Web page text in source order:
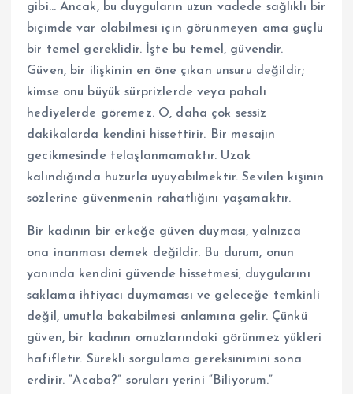
gibi… Ancak, bu duyguların uzun vadede sağlıklı bir
biçimde var olabilmesi için görünmeyen ama güçlü
bir temel gereklidir. İşte bu temel, güvendir.
Güven, bir ilişkinin en öne çıkan unsuru değildir;
kimse onu büyük sürprizlerde veya pahalı
hediyelerde göremez. O, daha çok sessiz
dakikalarda kendini hissettirir. Bir mesajın
gecikmesinde telaşlanmamaktır. Uzak
kalındığında huzurla uyuyabilmektir. Sevilen kişinin
sözlerine güvenmenin rahatlığını yaşamaktır.
Bir kadının bir erkeğe güven duyması, yalnızca
ona inanması demek değildir. Bu durum, onun
yanında kendini güvende hissetmesi, duygularını
saklama ihtiyacı duymaması ve geleceğe temkinli
değil, umutla bakabilmesi anlamına gelir. Çünkü
güven, bir kadının omuzlarındaki görünmez yükleri
hafifletir. Sürekli sorgulama gereksinimini sona
erdirir. “Acaba?” soruları yerini “Biliyorum.”